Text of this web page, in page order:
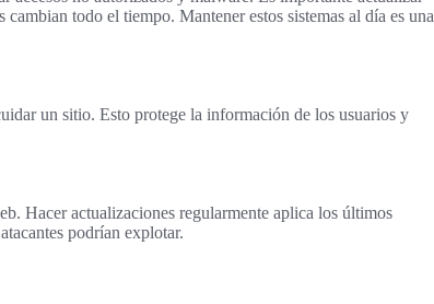
cambian todo el tiempo. Mantener estos sistemas al día es una
un sitio. Esto protege la información de los usuarios y
Hacer actualizaciones regularmente aplica los últimos
podrían explotar.